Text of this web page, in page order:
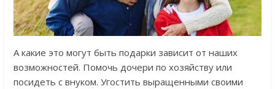
А какие это могут быть подарки зависит от наших
возможностей. Помочь дочери по хозяйству или
посидеть с внуком. Угостить выращенными своими